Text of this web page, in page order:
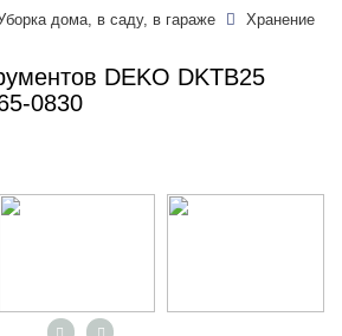
дома, в саду, в гараже
Хранение
DEKO DKTB25
0830